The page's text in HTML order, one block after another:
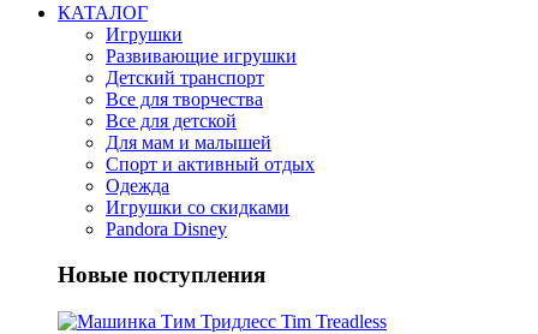
КАТАЛОГ
Игрушки
Развивающие игрушки
Детский транспорт
Все для творчества
Все для детской
Для мам и малышей
Спорт и активный отдых
Одежда
Игрушки со скидками
Pandora Disney
Новые поступления